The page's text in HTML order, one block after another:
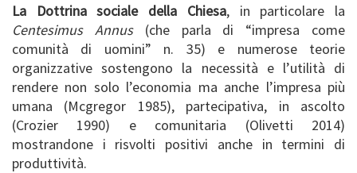
La Dottrina sociale della Chiesa, in particolare la
Centesimus Annus(che parla di “impresa come
comunità di uomini” n. 35) e numerose teorie
organizzative sostengono la necessità e l’utilità di
rendere non solo l’economia ma anche l’impresa più
umana (Mcgregor 1985), partecipativa, in ascolto
(Crozier 1990) e comunitaria (Olivetti 2014)
mostrandone i risvolti positivi anche in termini di
produttività.